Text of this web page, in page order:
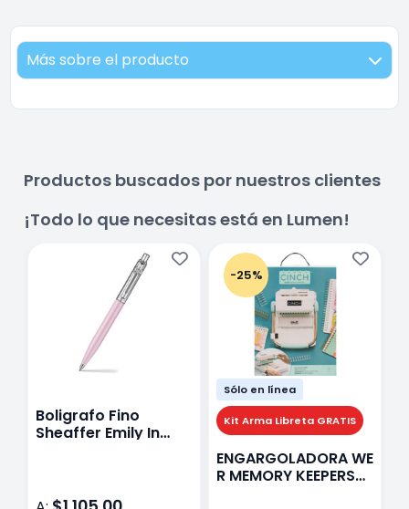
Más sobre el producto
Productos buscados por nuestros clientes
¡Todo lo que necesitas está en Lumen!
Boligrafo Fino
Sheaffer Emily In
-25%
Sólo en línea
Kit Arma Libreta GRATIS
ENGARGOLADORA WE
R MEMORY KEEPERS